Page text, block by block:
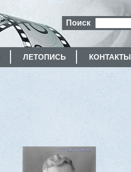
Поиск
ЛЕТОПИСЬ КОНТАКТЫ